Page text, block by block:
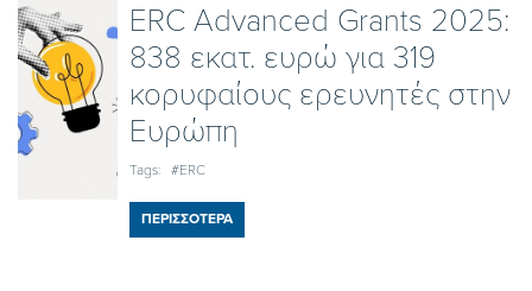
ERC Advanced Grants 2025:
838 εκατ. ευρώ για 319
κορυφαίους ερευνητές στην
Ευρώπη
Tags: #ERC
ΠΕΡΙΣΣΟΤΕΡΑ